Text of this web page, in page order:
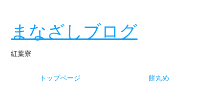
まなざしブログ
紅葉寮
トップページ 餅丸め